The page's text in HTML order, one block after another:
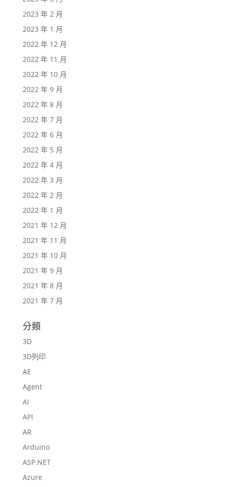
2023 年 2 月
2023 年 1 月
2022 年 12 月
2022 年 11 月
2022 年 10 月
2022 年 9 月
2022 年 8 月
2022 年 7 月
2022 年 6 月
2022 年 5 月
2022 年 4 月
2022 年 3 月
2022 年 2 月
2022 年 1 月
2021 年 12 月
2021 年 11 月
2021 年 10 月
2021 年 9 月
2021 年 8 月
2021 年 7 月
分類
3D
3D列印
AE
Agent
AI
API
AR
Arduino
ASP.NET
Azure